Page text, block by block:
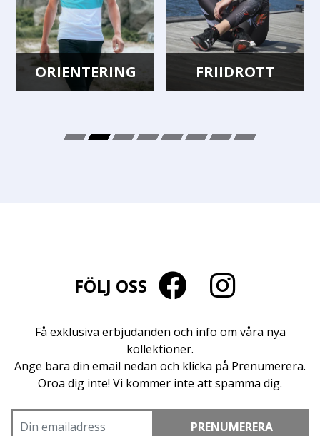
ORIENTERING FRIIDROTT
FÖLJ OSS
Få exklusiva erbjudanden och info om våra nya
kollektioner.
Ange bara din email nedan och klicka på Prenumerera.
Oroa dig inte! Vi kommer inte att spamma dig.
PRENUMERERA